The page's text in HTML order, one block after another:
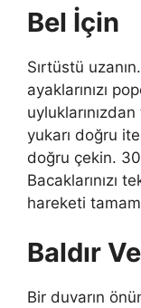
Bel İçin
Sırtüstü
ayaklarınızı
yukarı doğru
doğru çekin.
Bacaklarınızı
hareketi
Baldır
Bir duvarın